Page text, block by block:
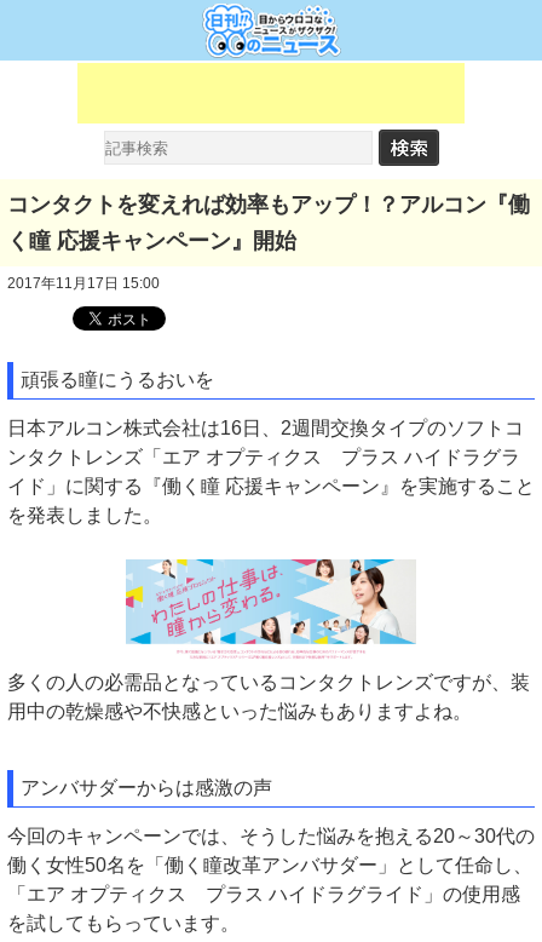
コンタクトを変えれば効率もアップ！？アルコン『働
く瞳 応援キャンペーン』開始
2017年11月17日 15:00
頑張る瞳にうるおいを
日本アルコン株式会社は16日、2週間交換タイプのソフトコ
ンタクトレンズ「エア オプティクス プラス ハイドラグラ
イド」に関する『働く瞳 応援キャンペーン』を実施すること
を発表しました。
多くの人の必需品となっているコンタクトレンズですが、装
用中の乾燥感や不快感といった悩みもありますよね。
アンバサダーからは感激の声
今回のキャンペーンでは、そうした悩みを抱える20～30代の
働く女性50名を「働く瞳改革アンバサダー」として任命し、
「エア オプティクス プラス ハイドラグライド」の使用感
を試してもらっています。